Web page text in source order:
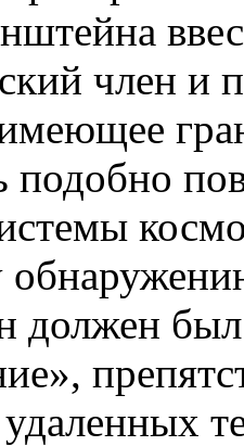
член и
подобно
должен был